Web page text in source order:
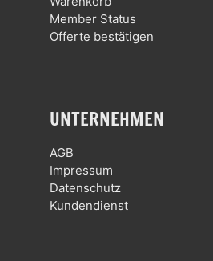
Member Status
Offerte bestätigen
UNTERNEHMEN
AGB
Impressum
Datenschutz
Kundendienst